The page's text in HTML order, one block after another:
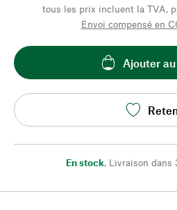
tous les prix incluent la TVA,
Envoi compensé en
Ajouter
En stock, Livraison dans